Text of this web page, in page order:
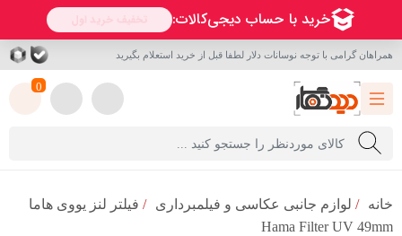
همراهان گرامی با توجه نوسانات دلار لطفا قبل از خرید استعلام بگیرید
0
خانه / لوازم جانبی عکاسی و فیلمبرداری / فیلتر لنز یووی هاما
Hama Filter UV 49mm